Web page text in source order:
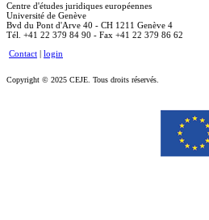
Centre d'études juridiques européennes
Université de Genève
Bvd du Pont d'Arve 40 - CH 1211 Genève 4
Tél. +41 22 379 84 90 - Fax +41 22 379 86 62
Contact | login
Copyright © 2025 CEJE. Tous droits réservés.